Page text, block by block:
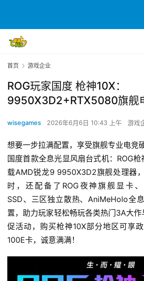
首页 游戏企业
ROG玩家国度 枪神10X：
9950X3D2+RTX5080旗舰
wisegames 2026年6月6日 10:43 上午 游戏
想要一步拉满配置，享受旗舰专业电竞
国度首款全息光显风扇台式机：ROG
载AMD锐龙9 9950X3D2旗舰处理器
时，还配备了ROG夜神旗舰显卡、
SSD、三区独立散热、AniMeHolo全
置，助力玩家轻松畅玩各类热门3A大
促活动，购买枪神10X部分地区可享
100E卡，诚意满满！